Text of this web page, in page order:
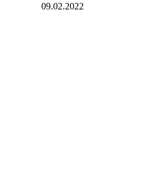
09.02.2022